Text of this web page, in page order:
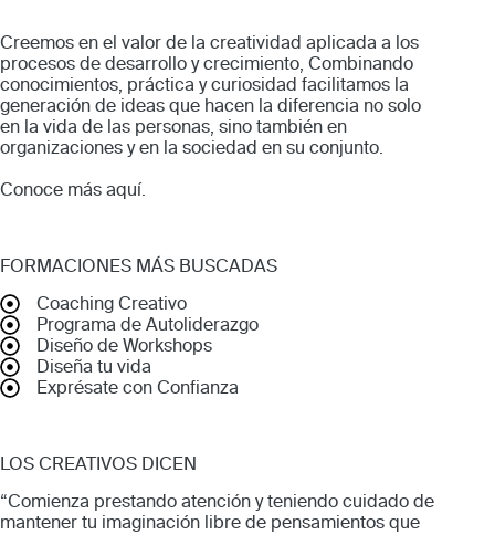
Creemos en el valor de la creatividad aplicada a los
procesos de desarrollo y crecimiento, Combinando
conocimientos, práctica y curiosidad facilitamos la
generación de ideas que hacen la diferencia no solo
en la vida de las personas, sino también en
organizaciones y en la sociedad en su conjunto.
Conoce más aquí.
FORMACIONES MÁS BUSCADAS
Coaching Creativo
Programa de Autoliderazgo
Diseño de Workshops
Diseña tu vida
Exprésate con Confianza
LOS CREATIVOS DICEN
“Comienza prestando atención y teniendo cuidado de
mantener tu imaginación libre de pensamientos que